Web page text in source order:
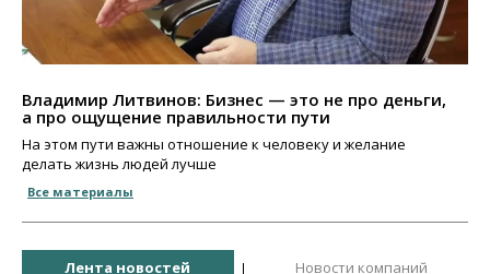
Владимир Литвинов: Бизнес — это не про деньги,
а про ощущение правильности пути
На этом пути важны отношение к человеку и желание
делать жизнь людей лучше
Все материалы
Лента новостей Новости компаний